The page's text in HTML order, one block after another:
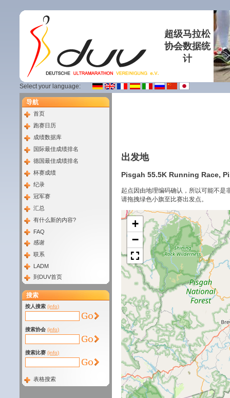
超级马拉松
协会数据统
计
Select your language:
导航
首页
跑赛日历
成绩数据库
国际最佳成绩排名
德国最佳成绩排名
杯赛成绩
纪录
冠军赛
汇总
有什么新的内容?
FAQ
感谢
联系
LADM
到DUV首页
搜索
按人搜索 (info)
搜索协会 (info)
搜索比赛 (info)
表格搜索
出发地
Pisgah 55.5K Running Race,
起点因由地理编码确认，所以可能不是
请拖拽绿色小旗至比赛出发点。
+
−